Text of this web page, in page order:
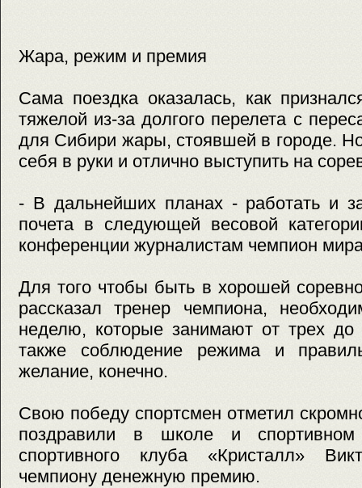
Жара, режим и премия
Сама поездка оказалась, как
тяжелой из-за долгого перелета с
для Сибири жары, стоявшей в городе.
себя в руки и отлично выступить на
- В дальнейших планах - работать и
почета в следующей весовой
конференции журналистам чемпион
Для того чтобы быть в хорошей
рассказал тренер чемпиона,
неделю, которые занимают от трех
также соблюдение режима и
желание, конечно.
Свою победу спортсмен отметил
поздравили в школе и
спортивного клуба «Кристалл»
чемпиону денежную премию.